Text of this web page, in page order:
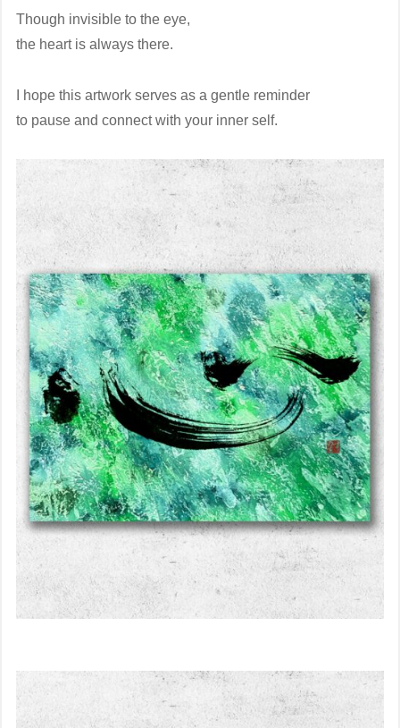
Though invisible to the eye,
the heart is always there.
I hope this artwork serves as a gentle reminder
to pause and connect with your inner self.